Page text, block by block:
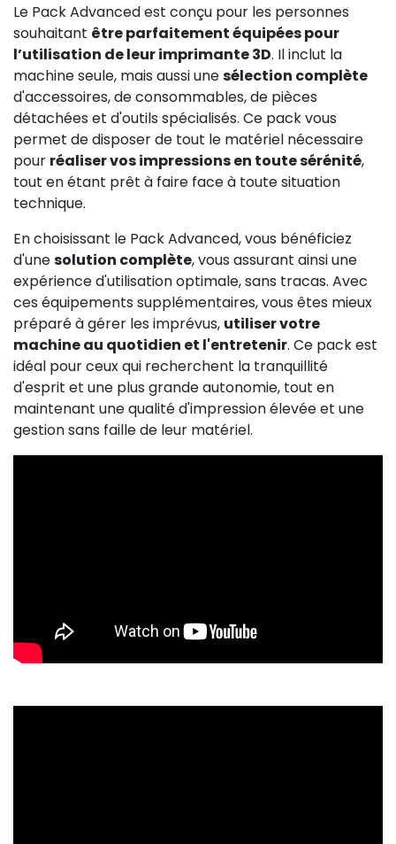
Le Pack Advanced est conçu pour les personnes
souhaitant être parfaitement équipées pour
l’utilisation de leur imprimante 3D. Il inclut la
machine seule, mais aussi unesélection complète
d'accessoires, de consommables, de pièces
détachées et d'outils spécialisés. Ce pack vous
permet de disposer de tout le matériel nécessaire
pour réaliser vos impressions en toute sérénité,
tout en étant prêt à faire face à toute situation
technique.
En choisissant le Pack Advanced, vous bénéficiez
d'unesolution complète, vous assurant ainsi une
expérience d'utilisation optimale, sans tracas. Avec
ces équipements supplémentaires, vous êtes mieux
préparé à gérer les imprévus, utiliser votre
machine au quotidien et l'entretenir. Ce pack est
idéal pour ceux qui recherchent la tranquillité
d'esprit et une plus grande autonomie, tout en
maintenant une qualité d'impression élevée et une
gestion sans faille de leur matériel.